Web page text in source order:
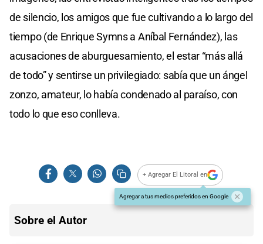
de silencio, los amigos que fue cultivando a lo largo del
tiempo (de Enrique Symns a Aníbal Fernández), las
acusaciones de aburguesamiento, el estar “más allá
de todo” y sentirse un privilegiado: sabía que un ángel
zonzo, amateur, lo había condenado al paraíso, con
todo lo que eso conlleva.
+ Agregar El Litoral en
Agregar a tus medios preferidos en Google
Sobre el Autor